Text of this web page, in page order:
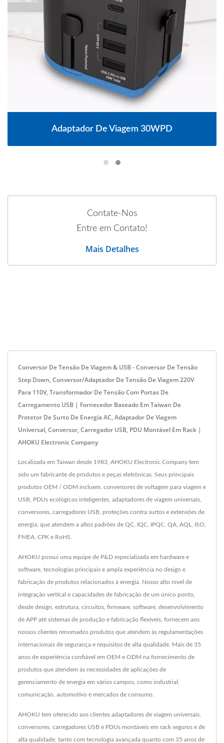
Adaptador De Viagem 30WPD
Contate-Nos
Entre em Contato!
Mais Detalhes
Conversor De Tensão De Viagem & USB - Conversor De Tensão
Step Down, Conversor/Adaptador De Tensão De Viagem 220V
Para 110V, Transformador De Tensão Com Portas De
Carregamento USB | Fornecedor Baseado Em Taiwan De
Protetor De Surto De Energia AC, Adaptador De Viagem
Universal, Conversor, Carregador USB, PDU Montável Em Rack |
AHOKU Electronic Company
Localizada em Taiwan desde 1983, AHOKU Electronic Company tem
sido um fabricante de produtos e peças eletrônicas. Seus principais
produtos OEM / ODM incluem, conversores de voltagem para viagem e
USB, PDUs ecológicos inteligentes, adaptadores de viagem universais,
conversores, carregadores USB, proteções contra surtos e extensões de
energia, que atendem a altos padrões de QC, IQC, IPQC, QA, AQL, ISO,
FMEA, CPK e RoHS.
AHOKU possui uma equipe de P&D especializada em hardware e
software, tecnologias principais e ampla experiência no design e
fabricação de produtos relacionados à energia. Nosso alto nível de
integração vertical e capacidades de fabricação de um único ponto,
desde design, estrutura, circuitos, firmware, software, desenvolvimento
de APP até sistemas de produção e fabricação flexíveis, fornecem aos
nossos clientes renomados produtos que atendem às regulamentações
internacionais de segurança e requisitos de alta qualidade. Mais de 35
anos de experiência confiável em OEM e ODM na fornecimento de
produtos que atendem às necessidades de aplicações de
gerenciamento de energia em vários campos, como industrial,
comunicação, automotivo e mercados de consumo.
AHOKU tem oferecido aos clientes adaptadores de viagem universais,
conversores, carregadores USB e PDUs montáveis em rack seguros e de
alta qualidade, tanto com tecnologia avançada quanto com 35 anos de